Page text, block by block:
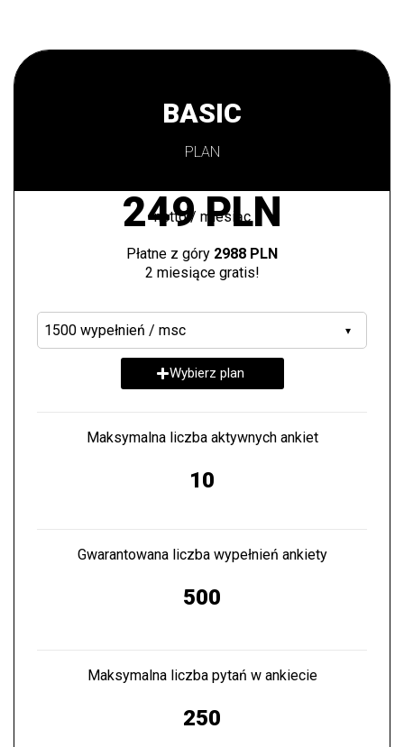
BASIC
PLAN
249 PLN
netto / miesiąc
Płatne z góry 2988 PLN
2 miesiące gratis!
▾
Wybierz plan
Maksymalna liczba aktywnych ankiet
10
Gwarantowana liczba wypełnień ankiety
500
Maksymalna liczba pytań w ankiecie
250